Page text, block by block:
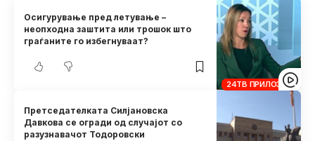
24ТВ ПРИЛОЗИ
Осигурување пред летување –
неопходна заштита или трошок што
граѓаните го избегнуваат?
Претседателката Силјановска
Давкова се огради од случајот со
разузнавачот Тодоровски